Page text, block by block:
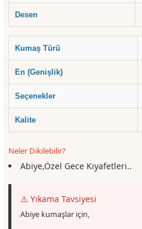
Desen
Kumaş Türü
En (Genişlik)
Seçenekler
Kalite
Neler Dikilebilir?
Abiye,Özel Gece Kıyafetleri..
⚠️ Yıkama Tavsiyesi
Abiye kumaşlar için,